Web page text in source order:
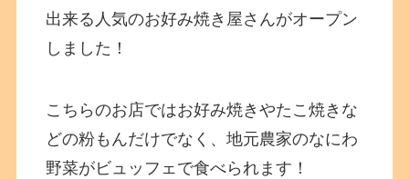
出来る人気のお好み焼き屋さんがオープン
しました！
こちらのお店ではお好み焼きやたこ焼きな
どの粉もんだけでなく、地元農家のなにわ
野菜がビュッフェで食べられます！